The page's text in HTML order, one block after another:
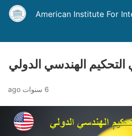
American Institute For
التحكيم الهندسي الدولي
6 سنوات ago